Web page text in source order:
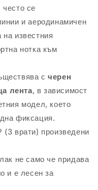
се
и аеродинамичен
известния
нотка към
счерен
лента, в зависимост
модел, което
фиксация.
врати) произведени
не само че придава
и е лесен за